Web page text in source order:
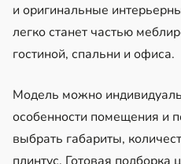
и оригинальные
легко станет частью
гостиной, спальни и офиса.
Модель можно
особенности помещения и
выбрать габариты,